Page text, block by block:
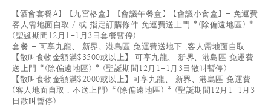
【酒會套餐A】【九宮格盒】【會議午餐盒】【會議小食盒】- 免運費
客人需地面自取 / 或 指定訂購條件 免運費送上門 *(除偏遠地區) *
(聖誕期間12月1-1月3日套餐暫停)
套餐 - 可享九龍、 新界、港島區 免運費送地下 ,客人需地面自取
【散叫食物金額滿$3500或以上】 可享九龍、 新界、港島區 免運費
送上門 *(除偏遠地區) * (聖誕期間12月1-1月3日散叫暫停)
【散叫食物金額滿$2000或以上】可享九龍、 新界、港島區 免運費
(客人地面自取 , 不送上門) *(除偏遠地區) * (聖誕期間12月1-1月3
日散叫暫停)